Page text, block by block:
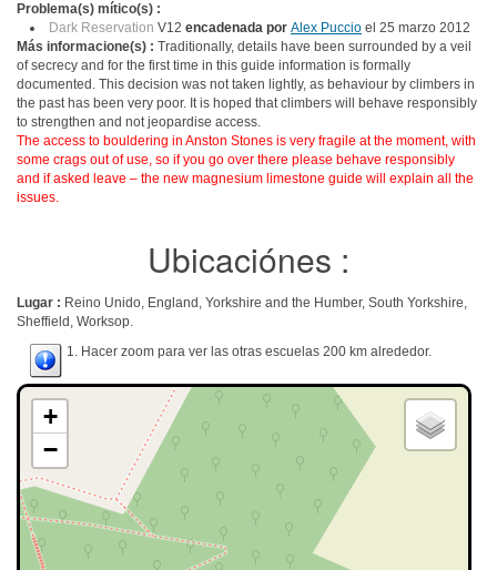
Problema(s) mítico(s) :
Dark Reservation V12 encadenada por Alex Puccio el 25 marzo 2012
Más informacione(s) : Traditionally, details have been surrounded by a veil
of secrecy and for the first time in this guide information is formally
documented. This decision was not taken lightly, as behaviour by climbers in
the past has been very poor. It is hoped that climbers will behave responsibly
to strengthen and not jeopardise access.
The access to bouldering in Anston Stones is very fragile at the moment, with
some crags out of use, so if you go over there please behave responsibly
and if asked leave – the new magnesium limestone guide will explain all the
issues.
Ubicaciónes :
Lugar : Reino Unido, England, Yorkshire and the Humber, South Yorkshire,
Sheffield, Worksop.
1. Hacer zoom para ver las otras escuelas 200 km alrededor.
+
−